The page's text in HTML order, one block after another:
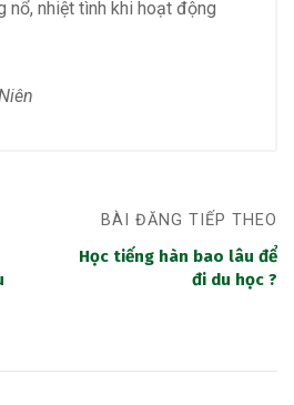
nổ, nhiệt tình khi hoạt động
BÀI ĐĂNG TIẾP THEO
Học tiếng hàn bao lâu để
đi du học ?